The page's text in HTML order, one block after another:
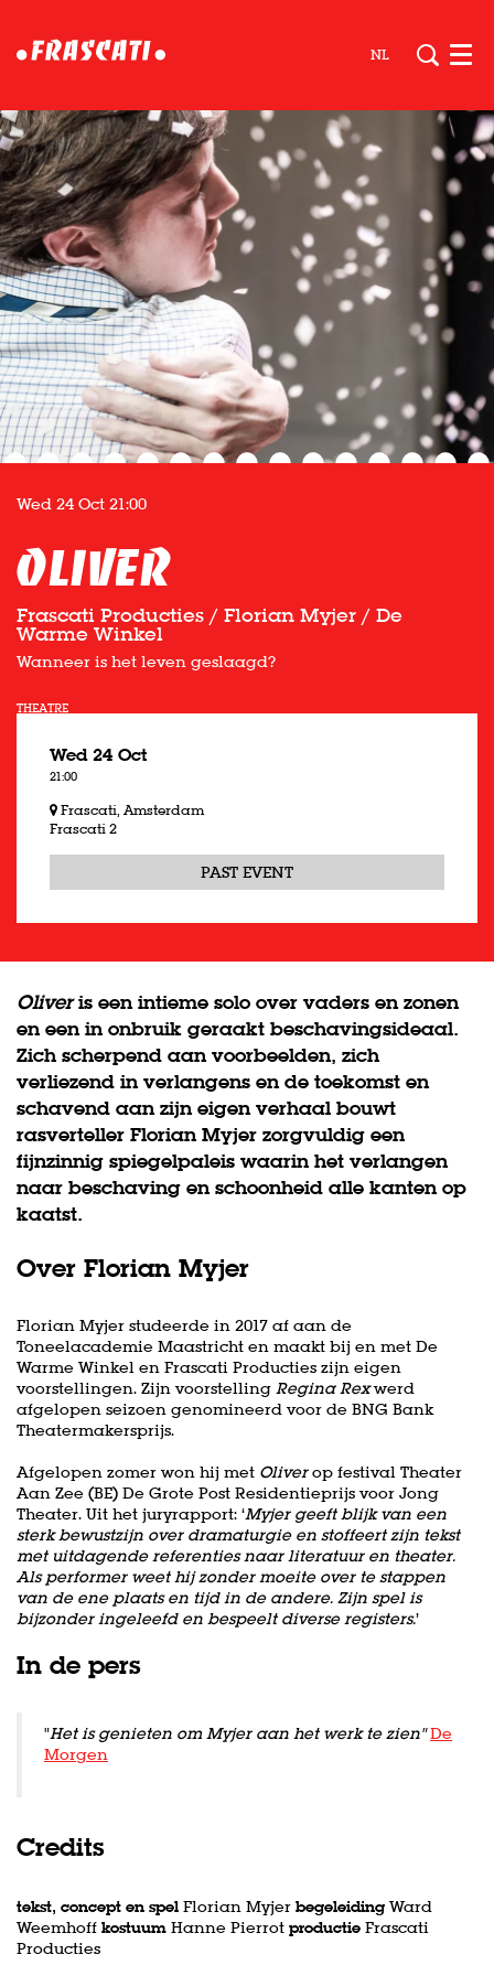
NL
Oliver
Frascati Producties / Florian Myjer / De
Warme Winkel
Wed 24 Oct 21:00
Wanneer is het leven geslaagd?
THEATRE
Wed 24 Oct
21:00
Frascati, Amsterdam
Frascati 2
PAST EVENT
Oliveris een intieme solo over vaders en zonen
en een in onbruik geraakt beschavingsideaal.
Zich scherpend aan voorbeelden, zich
verliezend in verlangens en de toekomst en
schavend aan zijn eigen verhaal bouwt
rasverteller Florian Myjer zorgvuldig een
fijnzinnig spiegelpaleis waarin het verlangen
naar beschaving en schoonheid alle kanten op
kaatst.
Over Florian Myjer
Florian Myjer studeerde in 2017 af aan de
Toneelacademie Maastricht en maakt bij en met De
Warme Winkel en Frascati Producties zijn eigen
voorstellingen. Zijn voorstelling Regina Rexwerd
afgelopen seizoen genomineerd voor de BNG Bank
Theatermakersprijs.
Afgelopen zomer won hij met Oliverop festival Theater
Aan Zee (BE) De Grote Post Residentieprijs voor Jong
Theater. Uit het juryrapport: ‘Myjer geeft blijk van een
sterk bewustzijn over dramaturgie en stoffeert zijn tekst
met uitdagende referenties naar literatuur en theater.
Als performer weet hij zonder moeite over te stappen
van de ene plaats en tijd in de andere. Zijn spel is
bijzonder ingeleefd en bespeelt diverse registers.’
In de pers
"Het is genieten om Myjer aan het werk te zien" De
Morgen
Credits
tekst, concept en spel Florian Myjer begeleiding Ward
Weemhoff kostuum Hanne Pierrot productie Frascati
Producties
Zoom
in